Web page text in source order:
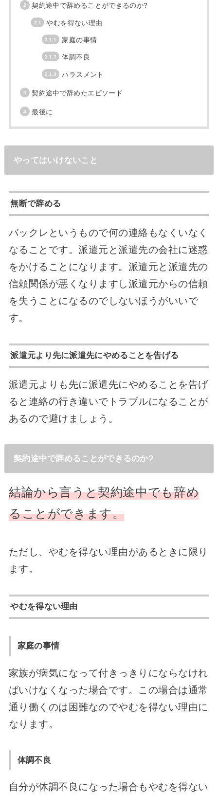
契約途中で辞めることができるのか?
やむを得ない理由
家庭の事情
体調不良
ハラスメント
契約途中で辞めたエピソード
最後に
やってはいけないこと
無断で辞める
バックレというもので何の連絡もなくいなく
なることです。派遣元と派遣先の会社に迷惑
をかけることになります。派遣元と派遣先の
信頼関係が悪くなりますし派遣元からの信頼
を失うことになるのでしないほうがいいで
す。
派遣元より先に派遣先にやめることを告げる
派遣元よりも先に派遣先にやめることを告げ
ると連絡の行き違いでトラブルになることが
あるので避けましょう。
契約途中で辞めることができるのか?
結論から言うと契約途中でも辞め
ることができます。
ただし、やむを得ない理由があるときに限り
ます。
やむを得ない理由
家庭の事情
家族が病気になって付きっきりにならなけれ
ばいけなくなった場合です。この場合は通常
通り働くのは困難なのでやむを得ない理由に
なります。
体調不良
自分が体調不良になった場合もやむを得ない